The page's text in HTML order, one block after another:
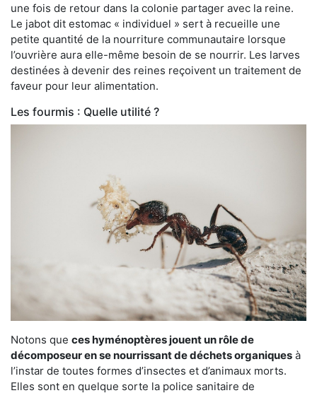
une fois de retour dans la colonie partager avec la reine.
Le jabot dit estomac « individuel » sert à recueille une
petite quantité de la nourriture communautaire lorsque
l’ouvrière aura elle-même besoin de se nourrir. Les larves
destinées à devenir des reines reçoivent un traitement de
faveur pour leur alimentation.
Les fourmis : Quelle utilité ?
Notons que ces hyménoptères jouent un rôle de
décomposeur en se nourrissant de déchets organiques à
l’instar de toutes formes d’insectes et d’animaux morts.
Elles sont en quelque sorte la police sanitaire de